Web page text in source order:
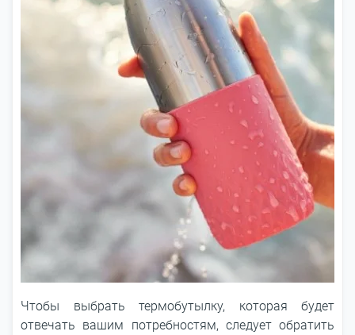
Чтобы выбрать термобутылку, которая будет
отвечать вашим потребностям, следует обратить